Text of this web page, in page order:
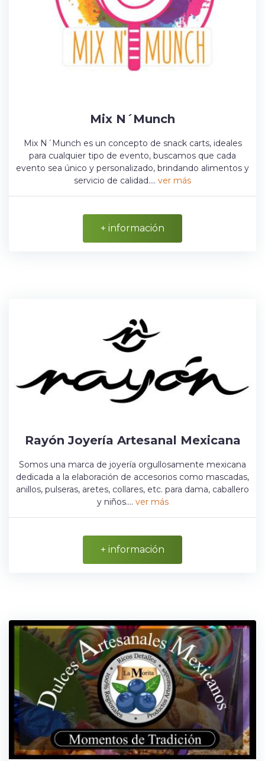
Mix N´Munch
Mix N´Munch es un concepto de snack carts, ideales
para cualquier tipo de evento, buscamos que cada
evento sea único y personalizado, brindando alimentos y
servicio de calidad.... ver más
+ información
Rayón Joyería Artesanal Mexicana
Somos una marca de joyería orgullosamente mexicana
dedicada a la elaboración de accesorios como mascadas,
anillos, pulseras, aretes, collares, etc. para dama, caballero
y niños.... ver más
+ información